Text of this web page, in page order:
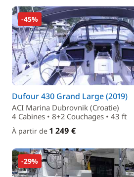
-45%
Dufour 430 Grand Large (2019)
ACI Marina Dubrovnik (Croatie)
4 Cabines • 8+2 Couchages • 43 ft
À partir de 1 249 €
-29%